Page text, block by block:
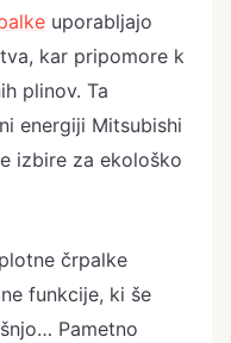
uporabljajo
kar pripomore k
plinov. Ta
energiji Mitsubishi
izbire za ekološko
črpalke
funkcije, ki še
Pametno